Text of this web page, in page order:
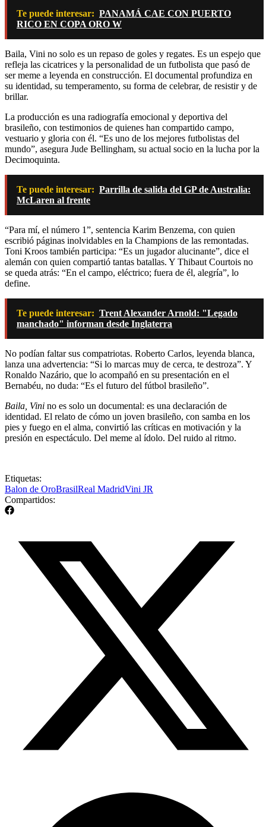
Te puede interesar: PANAMÁ CAE CON PUERTO
RICO EN COPA ORO W
Baila, Vini no solo es un repaso de goles y regates. Es un espejo que
refleja las cicatrices y la personalidad de un futbolista que pasó de
ser meme a leyenda en construcción. El documental profundiza en
su identidad, su temperamento, su forma de celebrar, de resistir y de
brillar.
La producción es una radiografía emocional y deportiva del
brasileño, con testimonios de quienes han compartido campo,
vestuario y gloria con él. “Es uno de los mejores futbolistas del
mundo”, asegura Jude Bellingham, su actual socio en la lucha por la
Decimoquinta.
Te puede interesar: Parrilla de salida del GP de Australia:
McLaren al frente
“Para mí, el número 1”, sentencia Karim Benzema, con quien
escribió páginas inolvidables en la Champions de las remontadas.
Toni Kroos también participa: “Es un jugador alucinante”, dice el
alemán con quien compartió tantas batallas. Y Thibaut Courtois no
se queda atrás: “En el campo, eléctrico; fuera de él, alegría”, lo
define.
Te puede interesar: Trent Alexander Arnold: "Legado
manchado" informan desde Inglaterra
No podían faltar sus compatriotas. Roberto Carlos, leyenda blanca,
lanza una advertencia: “Si lo marcas muy de cerca, te destroza”. Y
Ronaldo Nazário, que lo acompañó en su presentación en el
Bernabéu, no duda: “Es el futuro del fútbol brasileño”.
Baila, Vini no es solo un documental: es una declaración de
identidad. El relato de cómo un joven brasileño, con samba en los
pies y fuego en el alma, convirtió las críticas en motivación y la
presión en espectáculo. Del meme al ídolo. Del ruido al ritmo.
Etiquetas:
Balon de OroBrasilReal MadridVini JR
Compartidos: